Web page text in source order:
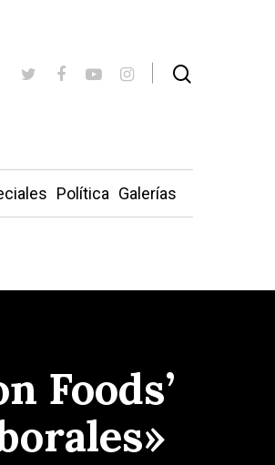
Política Galerías
Foods’